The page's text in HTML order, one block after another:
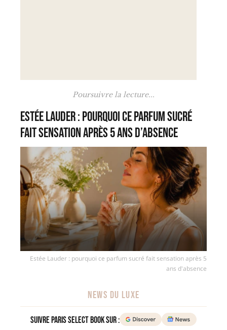
Poursuivre la lecture...
Estée Lauder : pourquoi ce parfum sucré
fait sensation après 5 ans d’absence
Estée Lauder : pourquoi ce parfum sucré fait sensation après 5
ans d'absence
NEWS DU LUXE
Suivre Paris Select Book sur :